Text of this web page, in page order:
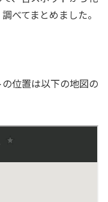
べてまとめました。
位置は以下の地図の